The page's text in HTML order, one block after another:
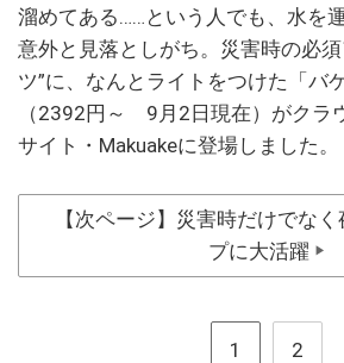
溜めてある……という人でも、水を
意外と見落としがち。災害時の必
ツ”に、なんとライトをつけた「バ
（2392円～ 9月2日現在）がクラ
サイト・Makuakeに登場しました。
【次ページ】災害時だけでな
プに大活躍 ▶
1 2